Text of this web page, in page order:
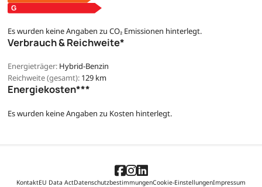
Es wurden keine Angaben zu CO₂ Emissionen hinterlegt.
Verbrauch & Reichweite*
Energieträger: Hybrid-Benzin
Reichweite (gesamt): 129 km
Energiekosten***
Es wurden keine Angaben zu Kosten hinterlegt.
KontaktEU Data ActDatenschutzbestimmungenCookie-EinstellungenImpressum